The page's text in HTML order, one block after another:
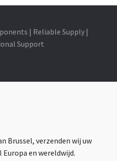
| Reliable Supply |
Support
Brussel, verzenden wij uw
en wereldwijd.